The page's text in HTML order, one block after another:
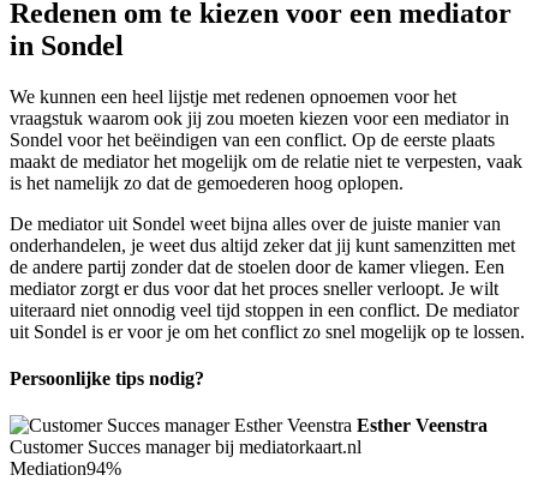
Redenen om te kiezen voor een mediator
in Sondel
We kunnen een heel lijstje met redenen opnoemen voor het
vraagstuk waarom ook jij zou moeten kiezen voor een mediator in
Sondel voor het beëindigen van een conflict. Op de eerste plaats
maakt de mediator het mogelijk om de relatie niet te verpesten, vaak
is het namelijk zo dat de gemoederen hoog oplopen.
De mediator uit Sondel weet bijna alles over de juiste manier van
onderhandelen, je weet dus altijd zeker dat jij kunt samenzitten met
de andere partij zonder dat de stoelen door de kamer vliegen. Een
mediator zorgt er dus voor dat het proces sneller verloopt. Je wilt
uiteraard niet onnodig veel tijd stoppen in een conflict. De mediator
uit Sondel is er voor je om het conflict zo snel mogelijk op te lossen.
Persoonlijke tips nodig?
Esther Veenstra
Customer Succes manager bij mediatorkaart.nl
Mediation94%